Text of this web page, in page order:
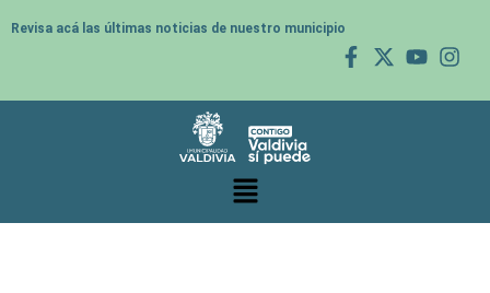
Revisa acá las últimas noticias de nuestro municipio